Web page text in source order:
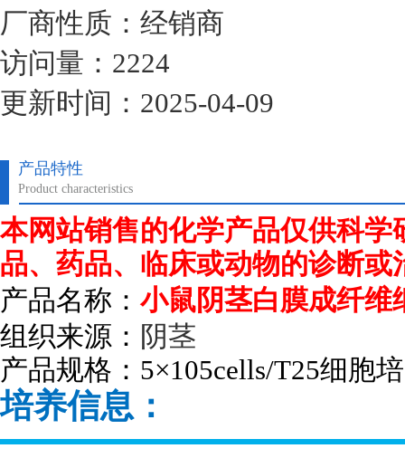
厂商性质：经销商
访问量：2224
更新时间：2025-04-09
产品特性
Product characteristics
本网站销售的化学产品仅供科
品、药品、临床或动物的诊断或
产品名称：小鼠阴茎白膜成纤维
组织来源： 阴茎
产品规格： 5×105cells/T25细胞
培养信息：